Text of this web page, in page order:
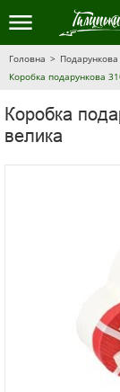
Головна
Коробка подарункова
Коробка
велика